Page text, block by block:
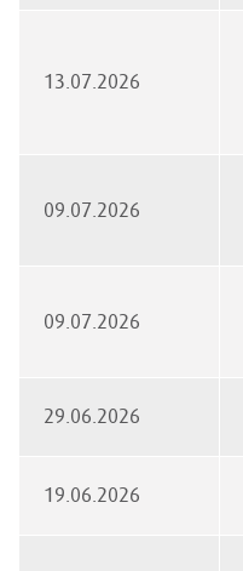
13.07.2026
09.07.2026
09.07.2026
29.06.2026
19.06.2026